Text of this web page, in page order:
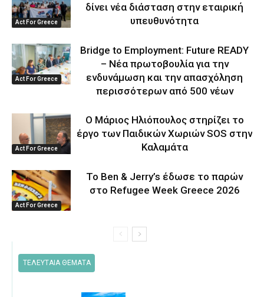
Act For Greece
δίνει νέα διάσταση στην εταιρική
υπευθυνότητα
Act For Greece
Bridge to Employment: Future READY
– Νέα πρωτοβουλία για την
ενδυνάμωση και την απασχόληση
περισσότερων από 500 νέων
Act For Greece
Ο Μάριος Ηλιόπουλος στηρίζει το
έργο των Παιδικών Χωριών SOS στην
Καλαμάτα
Act For Greece
Το Ben & Jerry’s έδωσε το παρών
στο Refugee Week Greece 2026
ΤΕΛΕΥΤΑΙΑ ΘΕΜΑΤΑ